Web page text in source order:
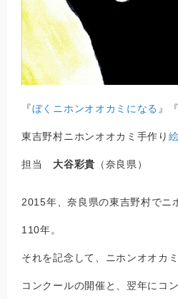
『ぼくニホンオオカミになる 』『
東吉野村ニホンオオカミ手作り
担当 大谷彩貴 （奈良県）
2015年、奈良県の東吉野村でニ
110年。
それを記念して、ニホンオオカ
コンクールの開催と、翌年にコ